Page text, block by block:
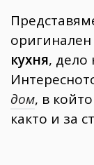
382
1817
оригинален
кухня, дело
дом, в
както и за